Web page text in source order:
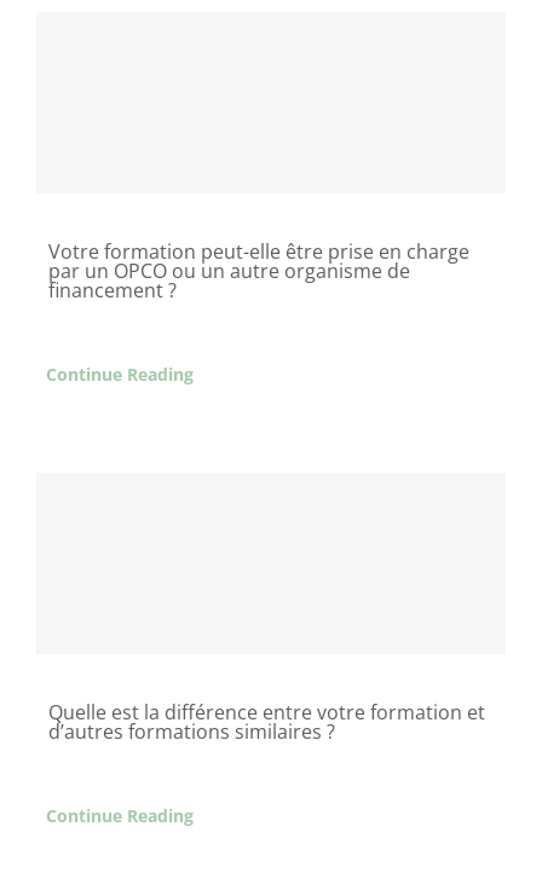
Votre formation peut-elle être prise en charge
par un OPCO ou un autre organisme de
financement ?
Continue Reading
Quelle est la différence entre votre formation et
d’autres formations similaires ?
Continue Reading